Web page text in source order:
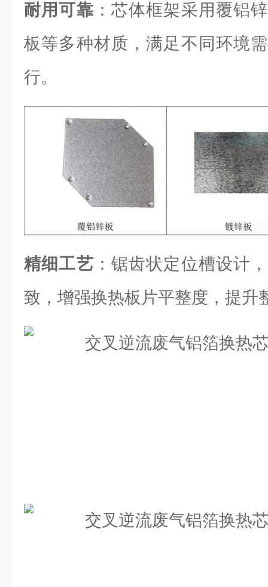
耐用可靠 ：芯体框架采用覆铝
板等多种材质，满足不同环境
行。
精细工艺 ：锯齿状定位槽设计
致，增强换热板片平整度，提升